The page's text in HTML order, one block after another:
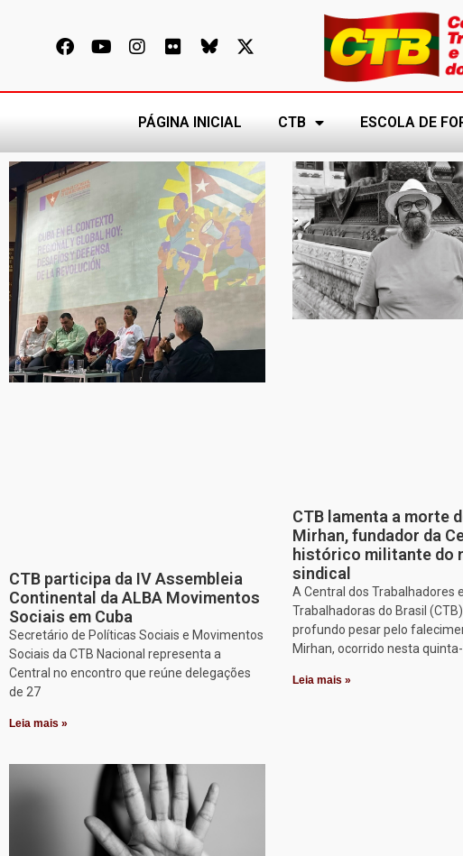
PÁGINA INICIAL CTB ESCOLA DE
CTB participa da IV Assembleia
Continental da ALBA Movimentos
Sociais em Cuba
Secretário de Políticas Sociais e Movimentos
Sociais da CTB Nacional representa a
Central no encontro que reúne delegações
de 27
Leia mais »
CTB lamenta a morte
Mirhan, fundador da
histórico militante do
sindical
A Central dos Trabalhadores e
Trabalhadoras do Brasil
profundo pesar pelo
Mirhan, ocorrido nesta
Leia mais »